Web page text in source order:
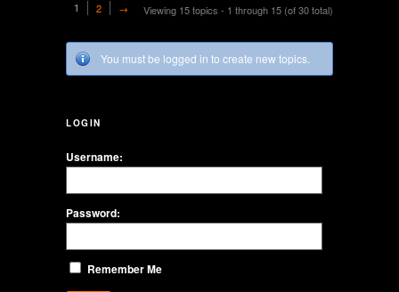
Viewing 15 topics - 1 through 15 (of 30 total)
1 2 →
You must be logged in to create new topics.
LOGIN
Username:
Password:
Remember Me